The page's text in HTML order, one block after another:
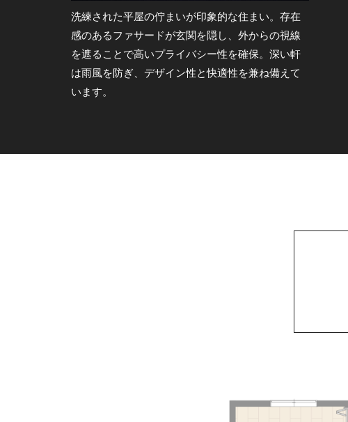
洗練された平屋の佇まいが印象的な住まい。存在
感のあるファサードが玄関を隠し、外からの視線
を遮ることで高いプライバシー性を確保。深い軒
は雨風を防ぎ、デザイン性と快適性を兼ね備えて
います。